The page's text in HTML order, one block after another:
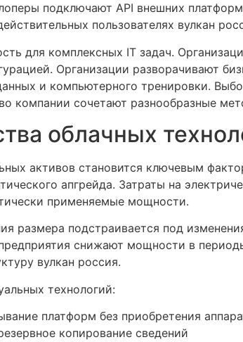
подключают API внешних
пользователях вулкан
для комплексных IT задач.
Организации разворачивают
и компьютерного тренировки.
компании сочетают разнообразные
облачных
активов становится ключевым
апгрейда. Затраты на
применяемые мощности.
размера подстраивается под
снижают мощности в
вулкан россия.
технологий:
платформ без приобретения
копирование сведений